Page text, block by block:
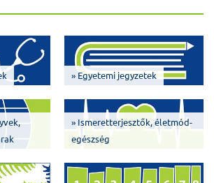
» Egyetemi jegyzetek
» Ismeretterjesztők, életmód-
egészség